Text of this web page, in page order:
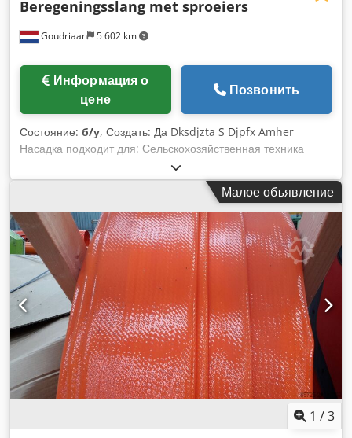
Goudriaan 5 602 km
Beregeningsslang met sproeiers
цене
Позвонить
Состояние: б/у, Создать: Да Dksdjzta S Djpfx Amher
Насадка подходит для: Сельскохозяйственная техника
Малое объявление
1 /3